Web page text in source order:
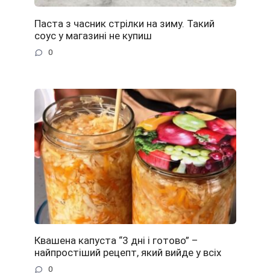
Паста з часник стрілки на зиму. Такий
соус у магазині не купиш
0
Квашена капуста “3 дні і готово” –
найпростіший рецепт, який вийде у всіх
0